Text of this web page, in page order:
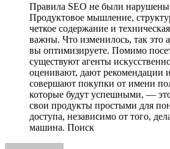
Правила SEO не были
Продуктовое мышление,
четкое содержание и
важны. Что изменилось, так это
вы оптимизируете. Помимо
существуют агенты
оценивают, дают рекомендации
совершают покупки от имени
которые будут успешными, —
свои продукты простыми для
доступа, независимо от того,
машина. Поиск